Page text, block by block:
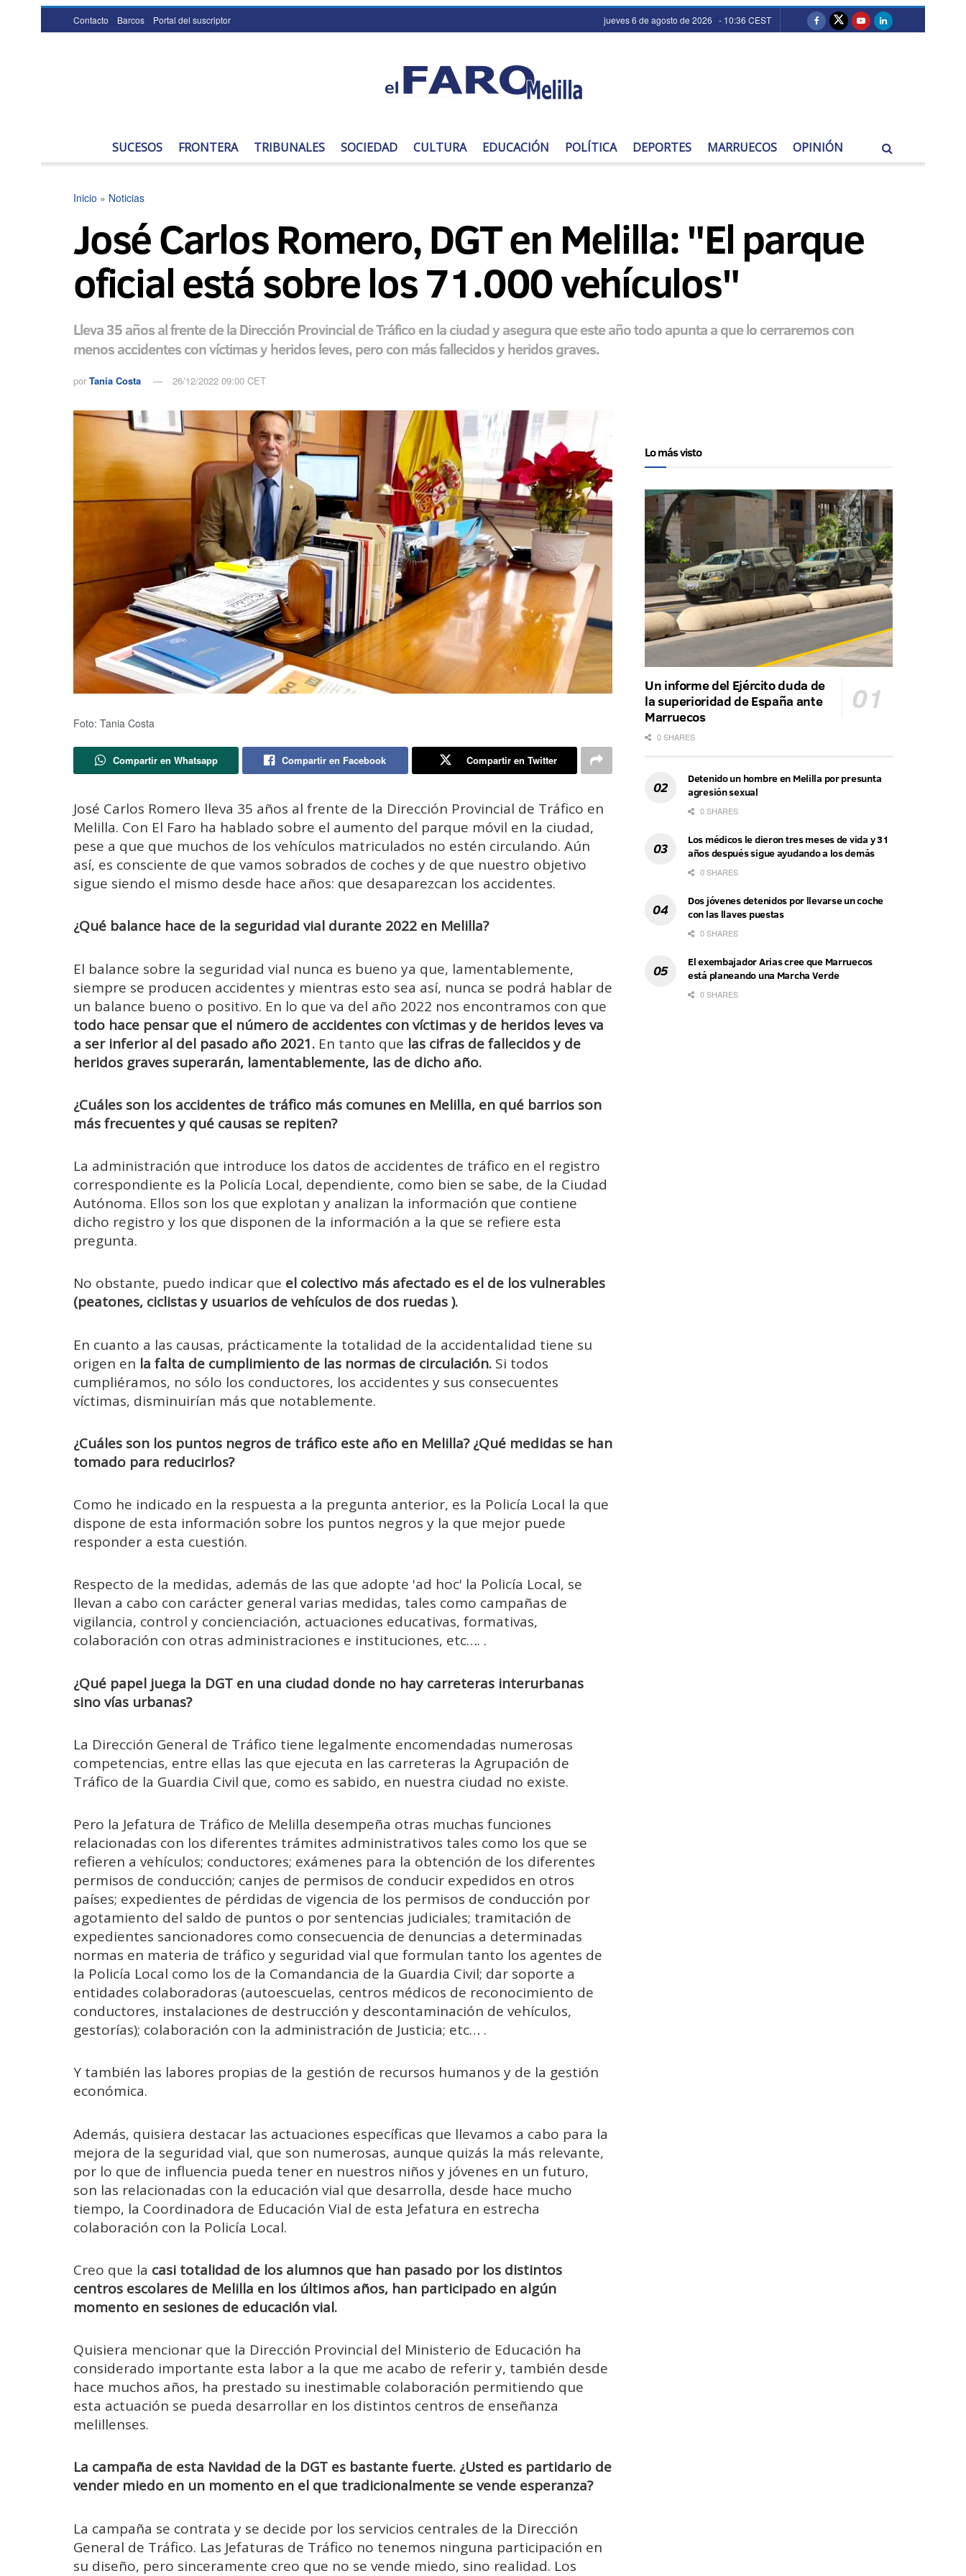
Contacto Barcos Portal del suscriptor jueves 6 de agosto de 2026 - 10:36 CEST
SUCESOS FRONTERA TRIBUNALES SOCIEDAD CULTURA EDUCACIÓN POLÍTICA DEPORTES MARRUECOS OPINIÓN
Inicio » Noticias
José Carlos Romero, DGT en Melilla: "El parque
oficial está sobre los 71.000 vehículos"
Lleva 35 años al frente de la Dirección Provincial de Tráfico en la ciudad y asegura que este año todo apunta a que lo cerraremos con
menos accidentes con víctimas y heridos leves, pero con más fallecidos y heridos graves.
por Tania Costa 26/12/2022 09:00 CET
Foto: Tania Costa
Compartir en Whatsapp Compartir en Facebook Compartir en Twitter
José Carlos Romero lleva 35 años al frente de la Dirección Provincial de Tráfico en
Melilla. Con El Faro ha hablado sobre el aumento del parque móvil en la ciudad,
pese a que que muchos de los vehículos matriculados no estén circulando. Aún
así, es consciente de que vamos sobrados de coches y de que nuestro objetivo
sigue siendo el mismo desde hace años: que desaparezcan los accidentes.
¿Qué balance hace de la seguridad vial durante 2022 en Melilla?
El balance sobre la seguridad vial nunca es bueno ya que, lamentablemente,
siempre se producen accidentes y mientras esto sea así, nunca se podrá hablar de
un balance bueno o positivo. En lo que va del año 2022 nos encontramos con que
todo hace pensar que el número de accidentes con víctimas y de heridos leves va
a ser inferior al del pasado año 2021. En tanto que las cifras de fallecidos y de
heridos graves superarán, lamentablemente, las de dicho año.
¿Cuáles son los accidentes de tráfico más comunes en Melilla, en qué barrios son
más frecuentes y qué causas se repiten?
La administración que introduce los datos de accidentes de tráfico en el registro
correspondiente es la Policía Local, dependiente, como bien se sabe, de la Ciudad
Autónoma. Ellos son los que explotan y analizan la información que contiene
dicho registro y los que disponen de la información a la que se refiere esta
pregunta.
No obstante, puedo indicar que el colectivo más afectado es el de los vulnerables
(peatones, ciclistas y usuarios de vehículos de dos ruedas ).
En cuanto a las causas, prácticamente la totalidad de la accidentalidad tiene su
origen en la falta de cumplimiento de las normas de circulación. Si todos
cumpliéramos, no sólo los conductores, los accidentes y sus consecuentes
víctimas, disminuirían más que notablemente.
¿Cuáles son los puntos negros de tráfico este año en Melilla? ¿Qué medidas se han
tomado para reducirlos?
Como he indicado en la respuesta a la pregunta anterior, es la Policía Local la que
dispone de esta información sobre los puntos negros y la que mejor puede
responder a esta cuestión.
Respecto de la medidas, además de las que adopte 'ad hoc' la Policía Local, se
llevan a cabo con carácter general varias medidas, tales como campañas de
vigilancia, control y concienciación, actuaciones educativas, formativas,
colaboración con otras administraciones e instituciones, etc…. .
¿Qué papel juega la DGT en una ciudad donde no hay carreteras interurbanas
sino vías urbanas?
La Dirección General de Tráfico tiene legalmente encomendadas numerosas
competencias, entre ellas las que ejecuta en las carreteras la Agrupación de
Tráfico de la Guardia Civil que, como es sabido, en nuestra ciudad no existe.
Pero la Jefatura de Tráfico de Melilla desempeña otras muchas funciones
relacionadas con los diferentes trámites administrativos tales como los que se
refieren a vehículos; conductores; exámenes para la obtención de los diferentes
permisos de conducción; canjes de permisos de conducir expedidos en otros
países; expedientes de pérdidas de vigencia de los permisos de conducción por
agotamiento del saldo de puntos o por sentencias judiciales; tramitación de
expedientes sancionadores como consecuencia de denuncias a determinadas
normas en materia de tráfico y seguridad vial que formulan tanto los agentes de
la Policía Local como los de la Comandancia de la Guardia Civil; dar soporte a
entidades colaboradoras (autoescuelas, centros médicos de reconocimiento de
conductores, instalaciones de destrucción y descontaminación de vehículos,
gestorías); colaboración con la administración de Justicia; etc… .
Y también las labores propias de la gestión de recursos humanos y de la gestión
económica.
Además, quisiera destacar las actuaciones específicas que llevamos a cabo para la
mejora de la seguridad vial, que son numerosas, aunque quizás la más relevante,
por lo que de influencia pueda tener en nuestros niños y jóvenes en un futuro,
son las relacionadas con la educación vial que desarrolla, desde hace mucho
tiempo, la Coordinadora de Educación Vial de esta Jefatura en estrecha
colaboración con la Policía Local.
Creo que la casi totalidad de los alumnos que han pasado por los distintos
centros escolares de Melilla en los últimos años, han participado en algún
momento en sesiones de educación vial.
Quisiera mencionar que la Dirección Provincial del Ministerio de Educación ha
considerado importante esta labor a la que me acabo de referir y, también desde
hace muchos años, ha prestado su inestimable colaboración permitiendo que
esta actuación se pueda desarrollar en los distintos centros de enseñanza
melillenses.
La campaña de esta Navidad de la DGT es bastante fuerte. ¿Usted es partidario de
vender miedo en un momento en el que tradicionalmente se vende esperanza?
La campaña se contrata y se decide por los servicios centrales de la Dirección
General de Tráfico. Las Jefaturas de Tráfico no tenemos ninguna participación en
su diseño, pero sinceramente creo que no se vende miedo, sino realidad. Los
Lo más visto
Un informe del Ejército duda de
la superioridad de España ante
Marruecos
0 SHARES
Detenido un hombre en Melilla por presunta
agresión sexual
0 SHARES
Los médicos le dieron tres meses de vida y 31
años después sigue ayudando a los demás
0 SHARES
Dos jóvenes detenidos por llevarse un coche
con las llaves puestas
0 SHARES
El exembajador Arias cree que Marruecos
está planeando una Marcha Verde
0 SHARES